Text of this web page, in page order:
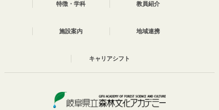
特徴・学科 教員紹介
施設案内 地域連携
キャリアシフト